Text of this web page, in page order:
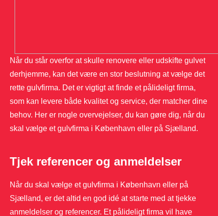
Når du står overfor at skulle renovere eller udskifte gulvet
derhjemme, kan det være en stor beslutning at vælge det
rette gulvfirma. Det er vigtigt at finde et pålideligt firma,
som kan levere både kvalitet og service, der matcher dine
behov. Her er nogle overvejelser, du kan gøre dig, når du
skal vælge et gulvfirma i København eller på Sjælland.
Tjek referencer og anmeldelser
Når du skal vælge et gulvfirma i København eller på
Sjælland, er det altid en god idé at starte med at tjekke
anmeldelser og referencer. Et pålideligt firma vil have